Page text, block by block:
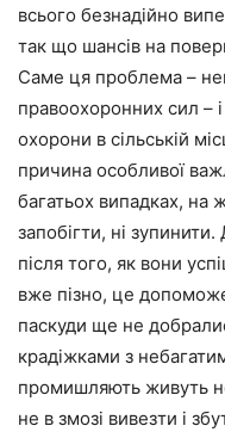
всього безнадійно
так що шансів на
Саме ця проблема –
правоохоронних сил –
охорони в сільській
причина особливої
багатьох випадках, на
запобігти, ні
після того, як вони
вже пізно, це
паскуди ще не
крадіжками з
промишляють живуть
не в змозі вивезти і